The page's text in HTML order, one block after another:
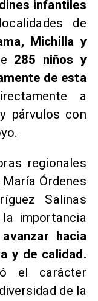
infantiles
de
Michilla y
285 niños y
de esta
a
párvulos con
regionales
Órdenes
Salinas
importancia
avanzar hacia
y de calidad.
el carácter
de la